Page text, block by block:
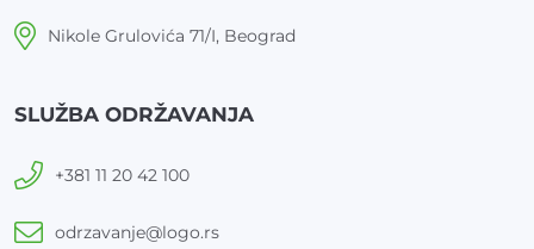
Nikole Grulovića 71/I, Beograd
SLUŽBA ODRŽAVANJA
+381 11 20 42 100
odrzavanje@logo.rs